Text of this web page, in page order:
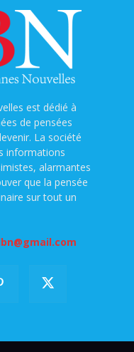
est dédié à
de pensées
La société
informations
alarmantes
que la pensée
sur tout un